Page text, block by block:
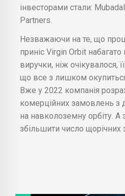
інвесторами стали:
Partners.
Незважаючи на те, що
приніс Virgin Orbit
виручки, ніж очікувалося,
що все з лишком
Вже у 2022 компанія
комерційних замовлень з
на навколоземну орбіту. А
збільшити число щорічних